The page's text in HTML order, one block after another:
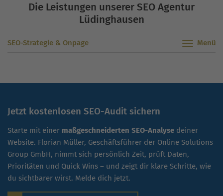
Die Leistungen unserer SEO Agentur
Lüdinghausen
SEO-Strategie & Onpage
Jetzt kostenlosen SEO-Audit sichern
Starte mit einer maßgeschneiderten SEO-Analyse deiner
Website. Florian Müller, Geschäftsführer der Online Solutions
Group GmbH, nimmt sich persönlich Zeit, prüft Daten,
Prioritäten und Quick Wins – und zeigt dir klare Schritte, wie
du sichtbarer wirst. Melde dich jetzt.